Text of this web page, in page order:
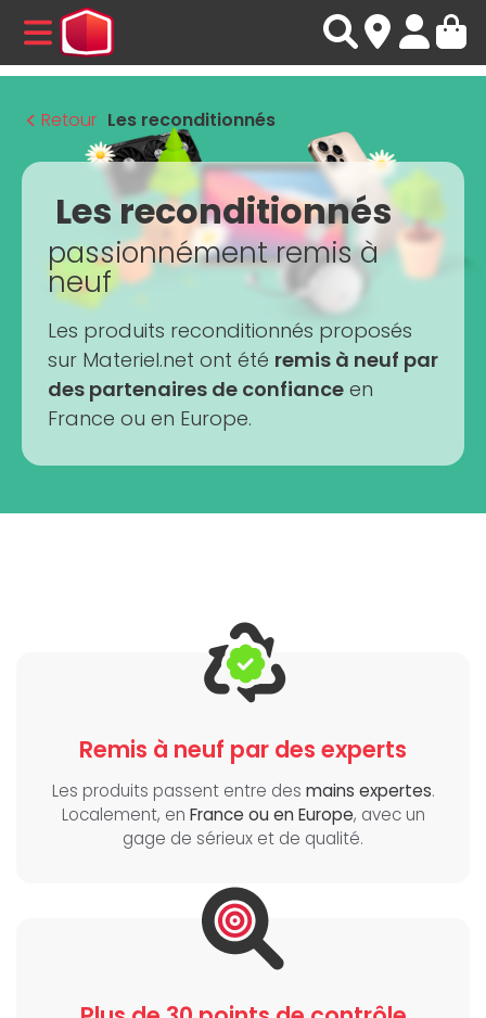
MENU
Retour Les reconditionnés
Les reconditionnés
passionnément remis à
neuf
Les produits reconditionnés proposés
sur Materiel.net ont été remis à neuf par
des partenaires de confiance en
France ou en Europe.
Remis à neuf par des experts
Les produits passent entre des mains expertes.
Localement, en France ou en Europe, avec un
gage de sérieux et de qualité.